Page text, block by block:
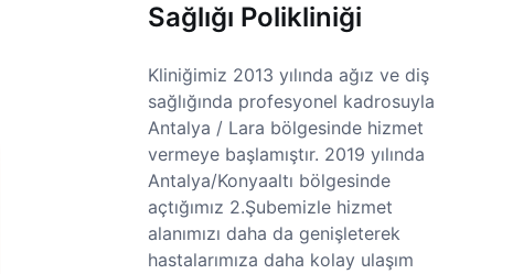
Sağlığı Polikliniği
Kliniğimiz 2013 yılında ağız ve diş
sağlığında profesyonel kadrosuyla
Antalya / Lara bölgesinde hizmet
vermeye başlamıştır. 2019 yılında
Antalya/Konyaaltı bölgesinde
açtığımız 2.Şubemizle hizmet
alanımızı daha da genişleterek
hastalarımıza daha kolay ulaşım